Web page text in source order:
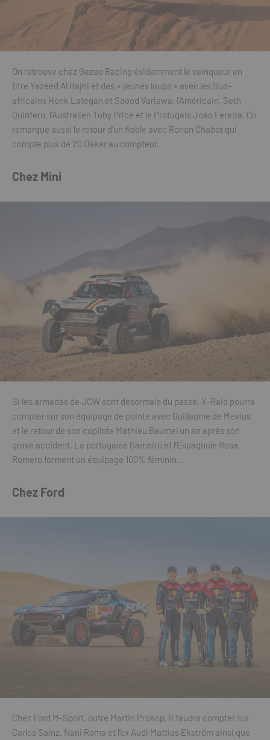
On retrouve chez Gazoo Racing évidemment le vainqueur en
titre Yazeed Al Rajhi et des « jeunes loups » avec les Sud-
africains Henk Lategan et Saood Variawa, l’Américain, Seth
Quintero, l’Australien Toby Price et le Protugais Joao Fereira. On
remarque aussi le retour d’un fidèle avec Ronan Chabot qui
compte plus de 20 Dakar au compteur.
Chez Mini
Si les armadas de JCW sont désormais du passé, X-Raid pourra
compter sur son équipage de pointe avec Guillaume de Mevius
et le retour de son copilote Mathieu Baumel un an après son
grave accident. La portugaise Gameiro et l’Espagnole Rosa
Romero forment un équipage 100% féminin…
Chez Ford
Chez Ford M-Sport, outre Martin Prokop, Ii faudra compter sur
Carlos Sainz, Nani Roma et l’ex Audi Mattias Ekström ainsi que